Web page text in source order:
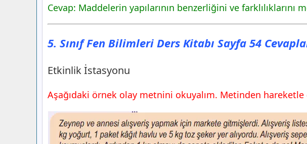
Cevap: Maddelerin yapılarının benzerliğini ve farklılıklarını
5. Sınıf Fen Bilimleri Ders Kitabı Sayfa 54
Etkinlik İstasyonu
Aşağıdaki örnek olay metnini okuyalım. Metinden